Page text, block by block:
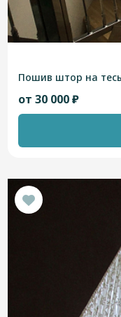
Пошив штор на
от 30 000 ₽